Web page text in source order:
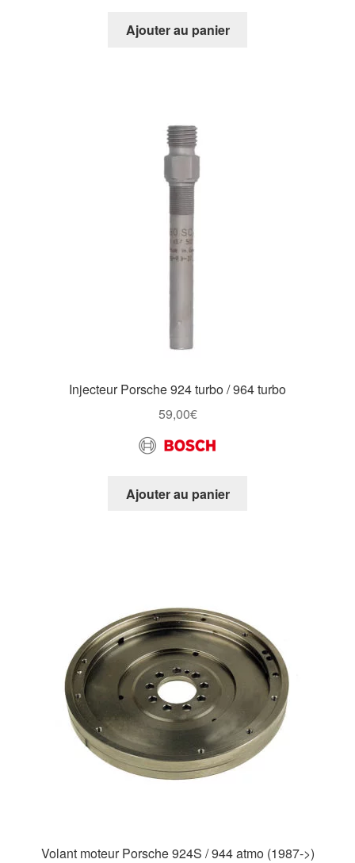
Ajouter au panier
Injecteur Porsche 924 turbo / 964 turbo
59,00€
Ajouter au panier
Volant moteur Porsche 924S / 944 atmo (1987->)